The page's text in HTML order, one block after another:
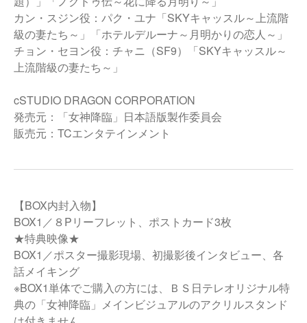
カン・スジン役：パク・ユナ「SKYキャッスル～上流階
級の妻たち～」「ホテルデルーナ～月明かりの恋人～」
チョン・セヨン役：チャニ（SF9）「SKYキャッスル～
上流階級の妻たち～」
cSTUDIO DRAGON CORPORATION
発売元：「女神降臨」日本語版製作委員会
販売元：TCエンタテインメント
【BOX内封入物】
BOX1／８Pリーフレット、ポストカード3枚
★特典映像★
BOX1／ポスター撮影現場、初撮影後インタビュー、各
話メイキング
※BOX1単体でご購入の方には、ＢＳ日テレオリジナル特
典の「女神降臨」メインビジュアルのアクリルスタンド